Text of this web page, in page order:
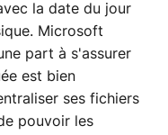
la date du jour
Microsoft
part à s'assurer
est bien
ses fichiers
pouvoir les